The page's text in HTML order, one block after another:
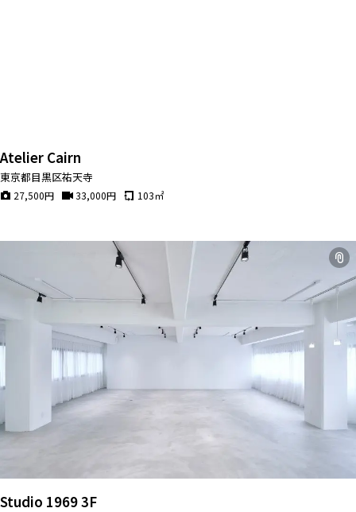
Atelier Cairn
東京都目黒区祐天寺
27,500円 33,000円 103㎡
Studio 1969 3F